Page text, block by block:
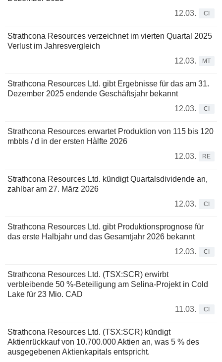
12.03.
CI
Strathcona Resources verzeichnet im vierten Quartal 2025
Verlust im Jahresvergleich
12.03.
MT
Strathcona Resources Ltd. gibt Ergebnisse für das am 31.
Dezember 2025 endende Geschäftsjahr bekannt
12.03.
CI
Strathcona Resources erwartet Produktion von 115 bis 120
mbbls / d in der ersten Hàlfte 2026
12.03.
RE
Strathcona Resources Ltd. kündigt Quartalsdividende an,
zahlbar am 27. März 2026
12.03.
CI
Strathcona Resources Ltd. gibt Produktionsprognose für
das erste Halbjahr und das Gesamtjahr 2026 bekannt
12.03.
CI
Strathcona Resources Ltd. (TSX:SCR) erwirbt
verbleibende 50 %-Beteiligung am Selina-Projekt in Cold
Lake für 23 Mio. CAD
11.03.
CI
Strathcona Resources Ltd. (TSX:SCR) kündigt
Aktienrückkauf von 10.700.000 Aktien an, was 5 % des
ausgegebenen Aktienkapitals entspricht.